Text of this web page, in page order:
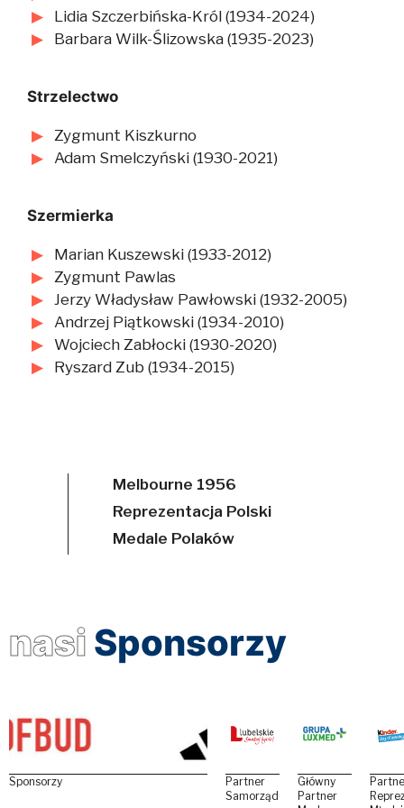
Lidia Szczerbińska-Król (1934-2024)
Barbara Wilk-Ślizowska (1935-2023)
Strzelectwo
Zygmunt Kiszkurno
Adam Smelczyński (1930-2021)
Szermierka
Marian Kuszewski (1933-2012)
Zygmunt Pawlas
Jerzy Władysław Pawłowski (1932-2005)
Andrzej Piątkowski (1934-2010)
Wojciech Zabłocki (1930-2020)
Ryszard Zub (1934-2015)
Melbourne 1956
Reprezentacja Polski
Medale Polaków
nasi Sponsorzy
Sponsorzy
Partner
Samorządowy
Główny
Partner